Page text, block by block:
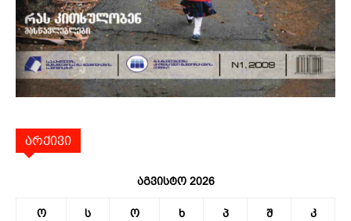
არქივი
აგვისტო 2026
ო ს ო ხ პ შ კ